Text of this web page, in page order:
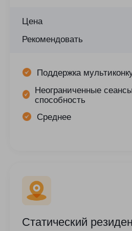
Цена
Рекомендовать
Поддержка
Неограниченные
способность
Среднее
Статический